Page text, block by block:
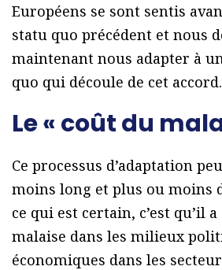
Européens se sont sentis
statu quo précédent et nous
maintenant nous adapter à
quo qui découle de cet accord.
Le « coût du
Ce processus d’adaptation
moins long et plus ou moins
ce qui est certain, c’est qu’il
malaise dans les milieux
économiques dans les